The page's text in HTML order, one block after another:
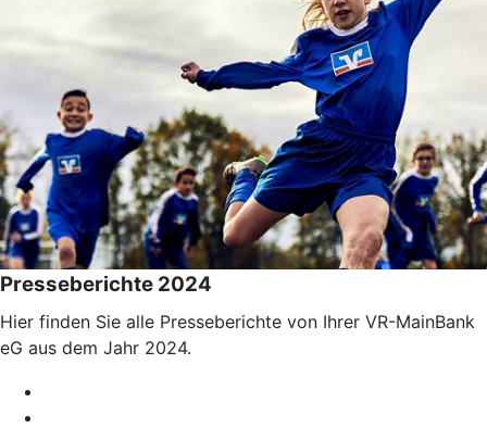
Presseberichte 2024
Hier finden Sie alle Presseberichte von Ihrer VR-MainBank
eG aus dem Jahr 2024.